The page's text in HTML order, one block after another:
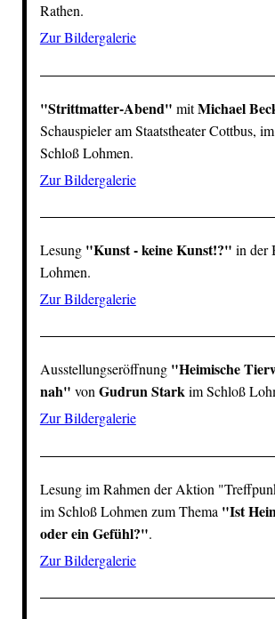
Rathen.
Zur Bildergalerie
"Strittmatter-Abend" mitMichael
Schauspieler am Staatstheater Cottbus,
Schloß Lohmen.
Zur Bildergalerie
Lesung "Kunst - keine Kunst!?" in der
Lohmen.
Zur Bildergalerie
Ausstellungseröffnung "Heimische
nah" vonGudrun StarkimSchloß
Zur Bildergalerie
Lesung im Rahmen der Aktion "
imSchloß Lohmen zum Thema "Ist
oder ein Gefühl?".
Zur Bildergalerie